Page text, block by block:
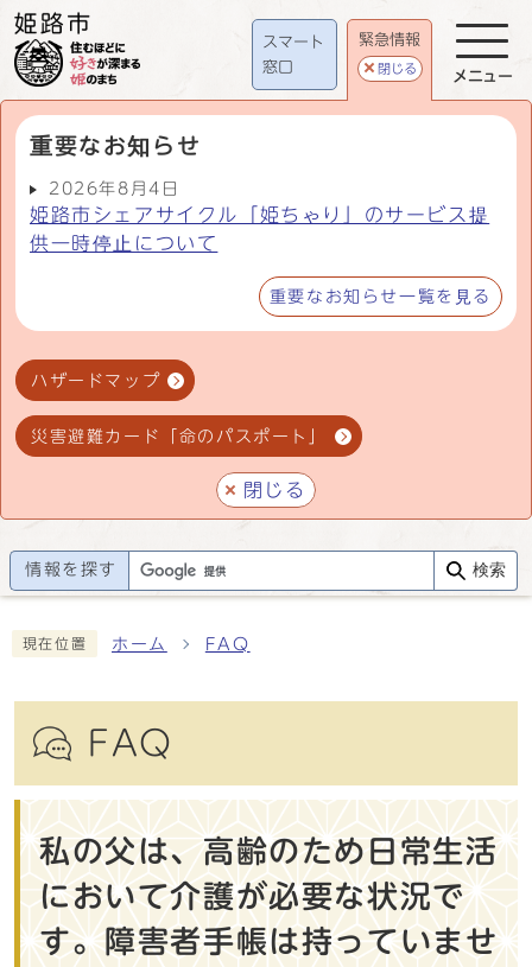
スマート
窓口
緊急情報
閉じる
重要なお知らせ
2026年8月4日
姫路市シェアサイクル「姫ちゃり」のサービス提
供一時停止について
重要なお知らせ一覧を見る
ハザードマップ
災害避難カード「命のパスポート」
閉じる
メニュー
情報を探す 検索
現在位置 ホーム FAQ
FAQ
私の父は、高齢のため日常生活
において介護が必要な状況で
す。障害者手帳は持っていませ